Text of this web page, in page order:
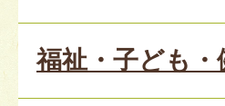
福祉・子ども・